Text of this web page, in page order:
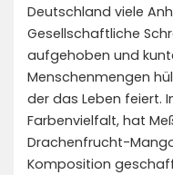
Deutschland viele
Gesellschaftliche
aufgehoben und
Menschenmengen
der das Leben feiert.
Farbenvielfalt, hat
Drachenfrucht-
Komposition